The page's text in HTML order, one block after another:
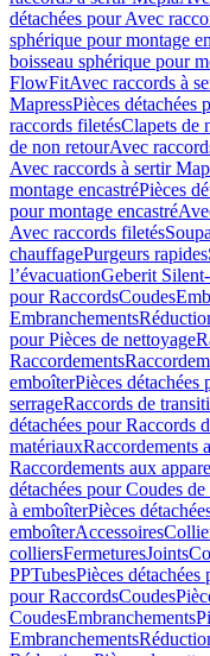
détachées pour Avec
sphérique pour montage
boisseau sphérique pour
FlowFitAvec raccords à
MapressPièces détachées
raccords filetésClapets de
de non retourAvec
Avec raccords à sertir
montage encastréPièces
pour montage encastré
Avec raccords filetés
chauffagePurgeurs rapides
l’évacuationGeberit
pour RaccordsCoudes
Embranchements
pour Pièces de nettoyage
Raccordements
emboîterPièces détachées
serrageRaccords de
détachées pour Raccords
matériauxRaccordements
Raccordements aux
détachées pour Coudes
à emboîterPièces
emboîterAccessoires
colliersFermeturesJoints
PPTubesPièces détachées
pour RaccordsCoudes
CoudesEmbranchements
Embranchements